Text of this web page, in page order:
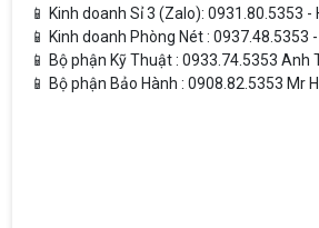
📱 Kinh doanh Sỉ 3 (Zalo): 0931.80.5353 -
📱 Kinh doanh Phòng Nét : 0937.48.5353
📱 Bộ phận Kỹ Thuật : 0933.74.5353 Anh
📱 Bộ phận Bảo Hành : 0908.82.5353 Mr